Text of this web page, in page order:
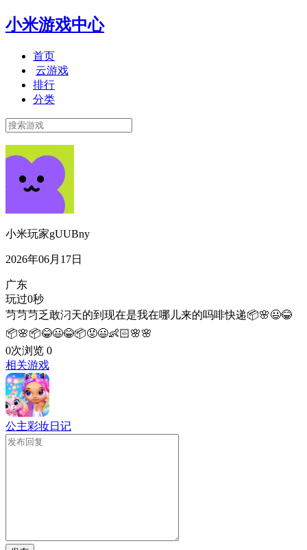
小米游戏中心
首页
云游戏
排行
分类
小米玩家gUUBny
2026年06月17日
广东
玩过0秒
䒒䒒䒒乏敢汈天的到现在是我在哪儿来的吗啡快递📦🌸😃😂
📦🌸📦😂😃😂📦😡😃👶🏻🌸🌸
0次浏览 0
相关游戏
公主彩妆日记